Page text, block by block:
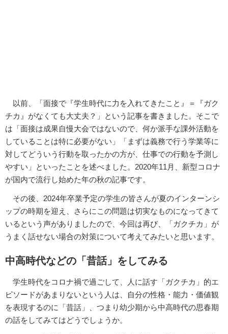
以前、「面接で『学生時代に力を入れてきたこと』＝『ガク
チカ』がなくても大丈夫？」という記事を書きました。そこで
は「面接は成果自慢大会ではないので、何か派手な課外活動を
していることは特に必要がない」「まずは義務で行う学業等に
対してどういう行動を取ったかの方が、仕事での行動を予測し
やすい」といったことを述べました。2020年11月、新型コロナ
が国内で流行し始めた年の秋の記事です。
その後、2024年卒業予定の学生の皆さんが夏のインターンシ
ップの時期を迎え、さらにこの問題は切実なものになってきて
いるという声がありましたので、今回は再び、「ガクチカ」が
うまく話せない場合の対策について考えてみたいと思います。
中高時代などの「昔話」をしてみる
学生時代をコロナ禍で過ごして、人に話す「ガクチカ」的エ
ピソードがあまりないという人は、自分の性格・能力・価値観
を表現するのに「昔話」、つまり幼少期から中高時代の思春期
の話をしてみてはどうでしょうか。